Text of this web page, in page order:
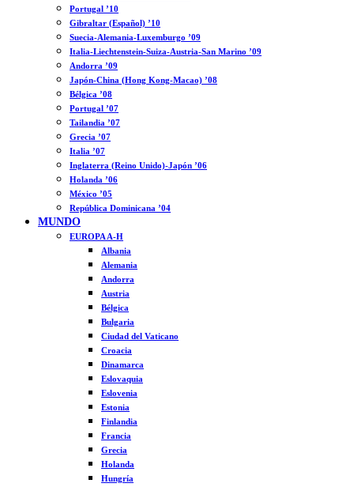
Portugal ’10
Gibraltar (Español) ’10
Suecia-Alemania-Luxemburgo ’09
Italia-Liechtenstein-Suiza-Austria-San Marino ’09
Andorra ’09
Japón-China (Hong Kong-Macao) ’08
Bélgica ’08
Portugal ’07
Tailandia ’07
Grecia ’07
Italia ’07
Inglaterra (Reino Unido)-Japón ’06
Holanda ’06
México ’05
República Dominicana ’04
MUNDO
EUROPA A-H
Albania
Alemania
Andorra
Austria
Bélgica
Bulgaria
Ciudad del Vaticano
Croacia
Dinamarca
Eslovaquia
Eslovenia
Estonia
Finlandia
Francia
Grecia
Holanda
Hungría